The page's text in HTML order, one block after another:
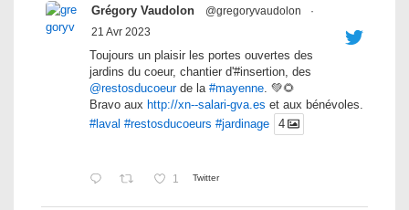
Grégory Vaudolon @gregoryvaudolon
·
21 Avr 2023
Toujours un plaisir les portes ouvertes des
jardins du coeur, chantier d'#insertion, des
@restosducoeurde la #mayenne. 💚🌻
Bravo aux http://xn--salari-gva.es et aux bénévoles.
#laval #restosducoeurs #jardinage 4
1 Twitter